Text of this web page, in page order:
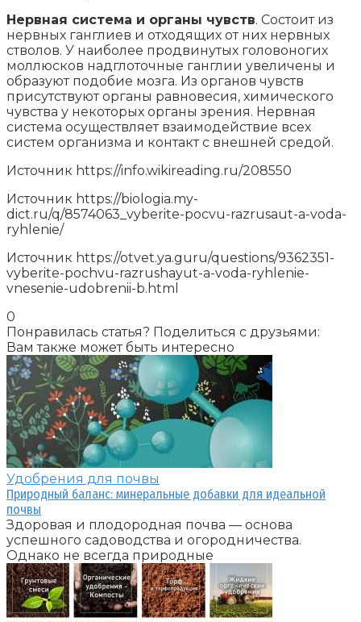
Нервная система и органы чувств. Состоит из
нервных ганглиев и отходящих от них нервных
стволов. У наиболее продвинутых головоногих
моллюсков надглоточные ганглии увеличены и
образуют подобие мозга. Из органов чувств
присутствуют органы равновесия, химического
чувства у некоторых органы зрения. Нервная
система осуществляет взаимодействие всех
систем организма и контакт с внешней средой.
Источник https://info.wikireading.ru/208550
Источник https://biologia.my-
dict.ru/q/8574063_vyberite-pocvu-razrusaut-a-voda-
ryhlenie/
Источник https://otvet.ya.guru/questions/9362351-
vyberite-pochvu-razrushayut-a-voda-ryhlenie-
vnesenie-udobrenii-b.html
0
Понравилась статья? Поделиться с друзьями:
Вам также может быть интересно
Удобрения для почвы
Природный баланс: минеральные добавки для идеальной
почвы
Здоровая и плодородная почва — основа
успешного садоводства и огородничества.
Однако не всегда природные